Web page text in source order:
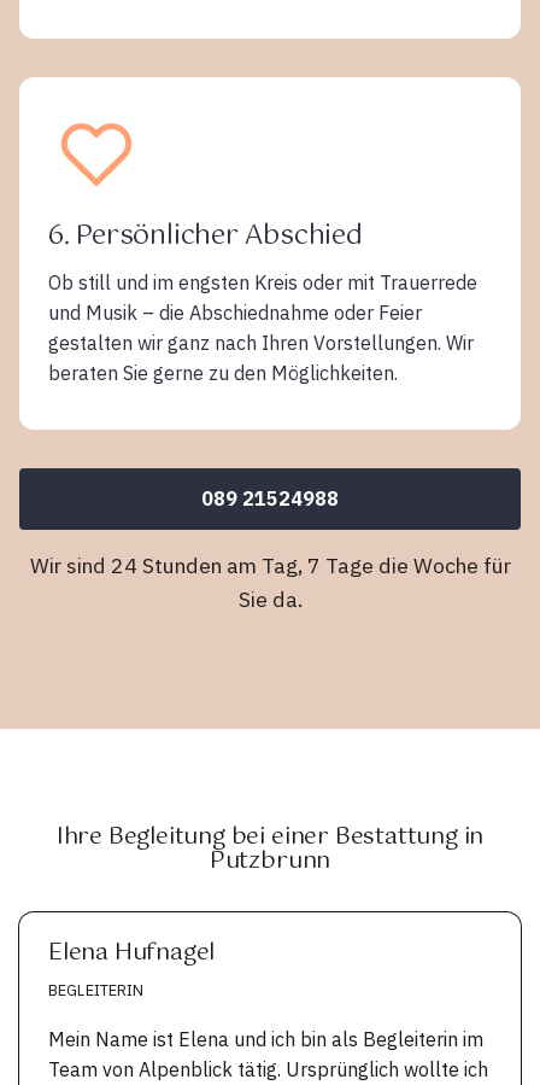
6. Persönlicher Abschied
Ob still und im engsten Kreis oder mit Trauerrede
und Musik – die Abschiednahme oder Feier
gestalten wir ganz nach Ihren Vorstellungen. Wir
beraten Sie gerne zu den Möglichkeiten.
089 21524988
Wir sind 24 Stunden am Tag, 7 Tage die Woche für
Sie da.
Ihre Begleitung bei einer Bestattung in
Putzbrunn
Elena Hufnagel
BEGLEITERIN
Mein Name ist Elena und ich bin als Begleiterin im
Team von Alpenblick tätig. Ursprünglich wollte ich